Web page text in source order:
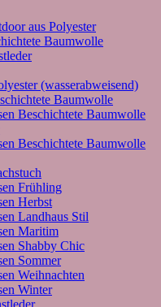
aus Polyester
Baumwolle
(wasserabweisend)
Baumwolle
Beschichtete Baumwolle
Beschichtete Baumwolle
Frühling
Herbst
Landhaus Stil
Maritim
Shabby Chic
Sommer
Weihnachten
Winter